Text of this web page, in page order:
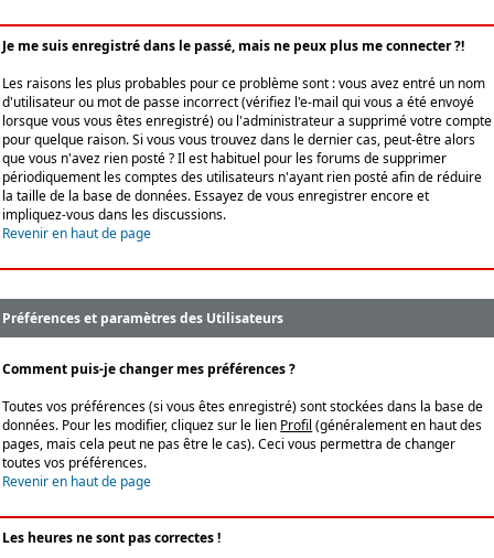
Je me suis enregistré dans le passé, mais ne peux plus me connecter ?!
Les raisons les plus probables pour ce problème sont : vous avez entré un nom
d'utilisateur ou mot de passe incorrect (vérifiez l'e-mail qui vous a été envoyé
lorsque vous vous êtes enregistré) ou l'administrateur a supprimé votre compte
pour quelque raison. Si vous vous trouvez dans le dernier cas, peut-être alors
que vous n'avez rien posté ? Il est habituel pour les forums de supprimer
périodiquement les comptes des utilisateurs n'ayant rien posté afin de réduire
la taille de la base de données. Essayez de vous enregistrer encore et
impliquez-vous dans les discussions.
Revenir en haut de page
Préférences et paramètres des Utilisateurs
Comment puis-je changer mes préférences ?
Toutes vos préférences (si vous êtes enregistré) sont stockées dans la base de
données. Pour les modifier, cliquez sur le lien Profil (généralement en haut des
pages, mais cela peut ne pas être le cas). Ceci vous permettra de changer
toutes vos préférences.
Revenir en haut de page
Les heures ne sont pas correctes !